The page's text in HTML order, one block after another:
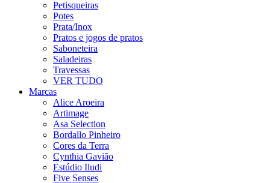
Petisqueiras
Potes
Prata/Inox
Pratos e jogos de pratos
Saboneteira
Saladeiras
Travessas
VER TUDO
Marcas
Alice Aroeira
Artimage
Asa Selection
Bordallo Pinheiro
Cores da Terra
Cynthia Gavião
Estúdio Iludi
Five Senses